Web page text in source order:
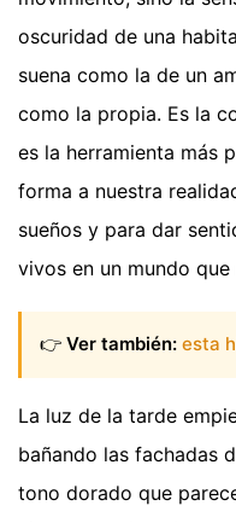
oscuridad de una
suena como la de un
como la propia. Es la
es la herramienta más
forma a nuestra
sueños y para dar
vivos en un mundo
👉 Ver también: esta
La luz de la tarde
bañando las fachadas
tono dorado que